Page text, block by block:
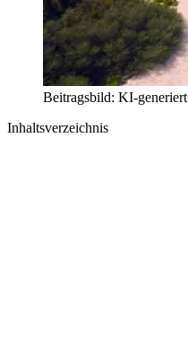
Beitragsbild: KI-generiert
Inhaltsverzeichnis